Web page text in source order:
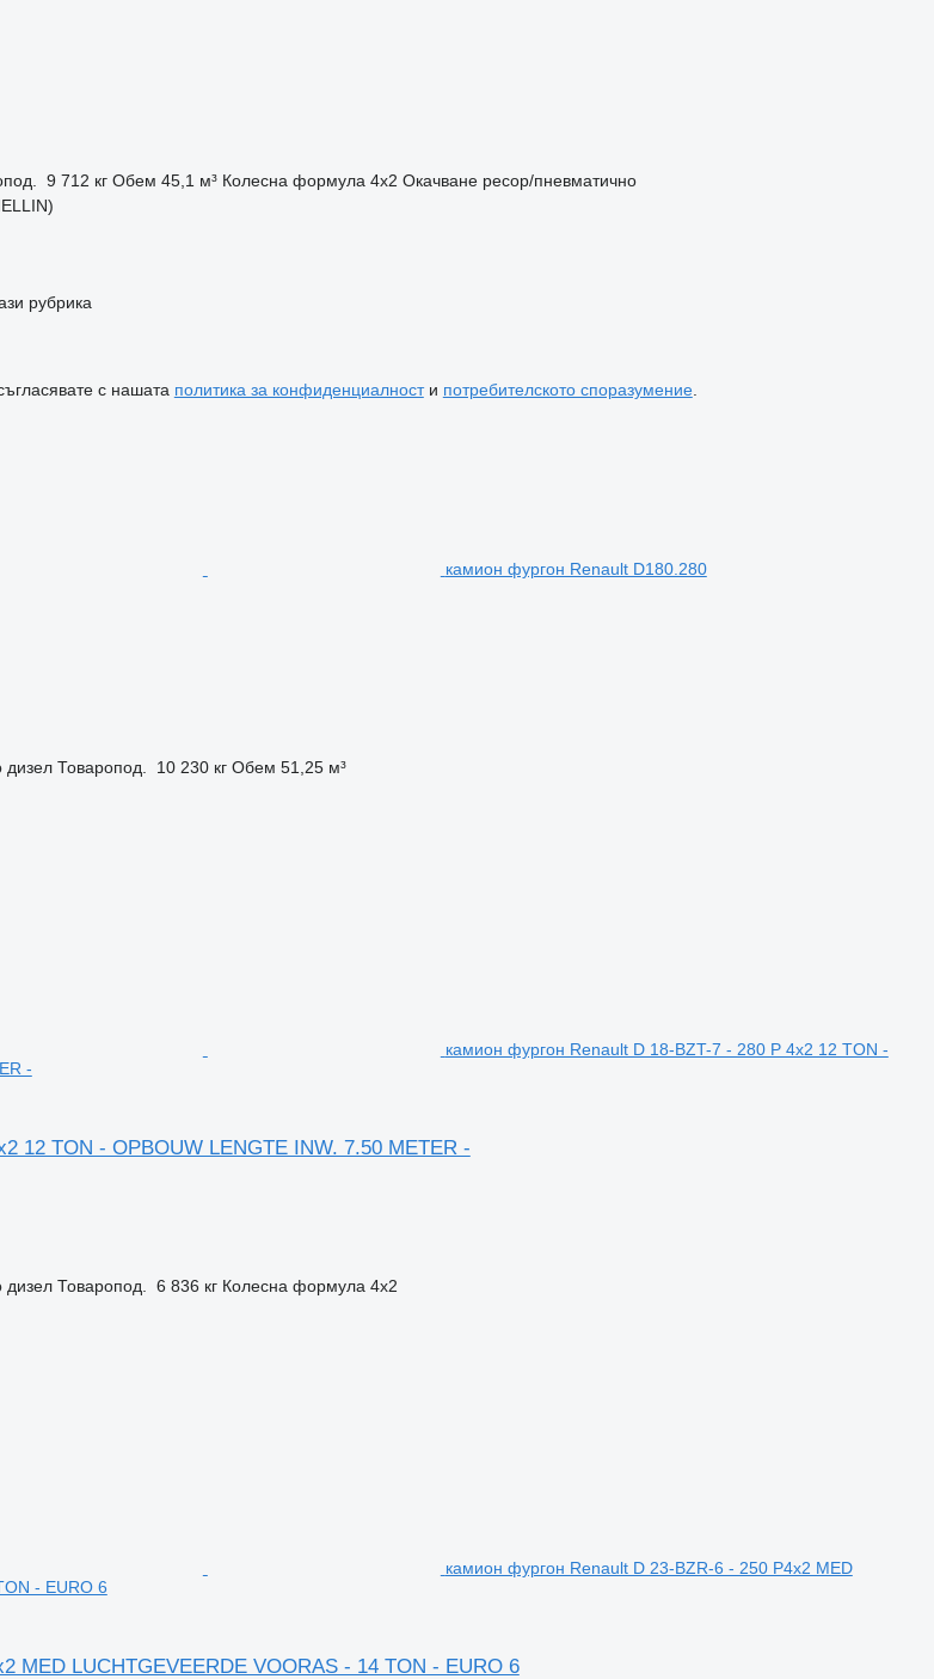
9 712 кг Обем 45,1 м³ Колесна формула 4x2 Окачване ресор/пневматично
рубрика
с нашата политика за конфиденциалности потребителското споразумение.
камион фургон Renault D180.280
дизел Товаропод. 10 230 кг Обем 51,25 м³
камион фургон Renault D 18-BZT-7 - 280 P 4x2 12 TON -
-
12 TON - OPBOUW LENGTE INW. 7.50 METER -
дизел Товаропод. 6 836 кг Колесна формула 4x2
камион фургон Renault D 23-BZR-6 - 250 P4x2 MED
- EURO 6
MED LUCHTGEVEERDE VOORAS - 14 TON - EURO 6